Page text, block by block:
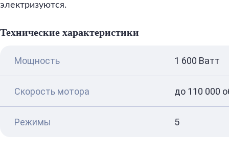
электризуются.
Технические характеристики
Мощность 1 600 Ватт
Скорость мотора до 110 000
Режимы 5